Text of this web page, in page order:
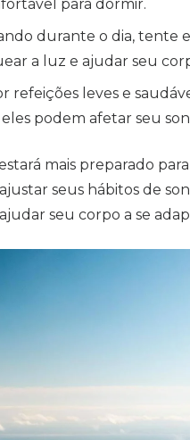
para dormir.
durante o dia, tente
a luz e ajudar seu
refeições leves e
podem afetar seu
mais preparado
seus hábitos de
seu corpo a se